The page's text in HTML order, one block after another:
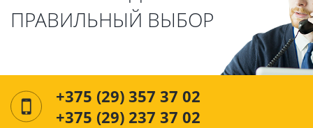
ПРАВИЛЬНЫЙ ВЫБОР
+375 (29) 357 37 02
+375 (29) 237 37 02